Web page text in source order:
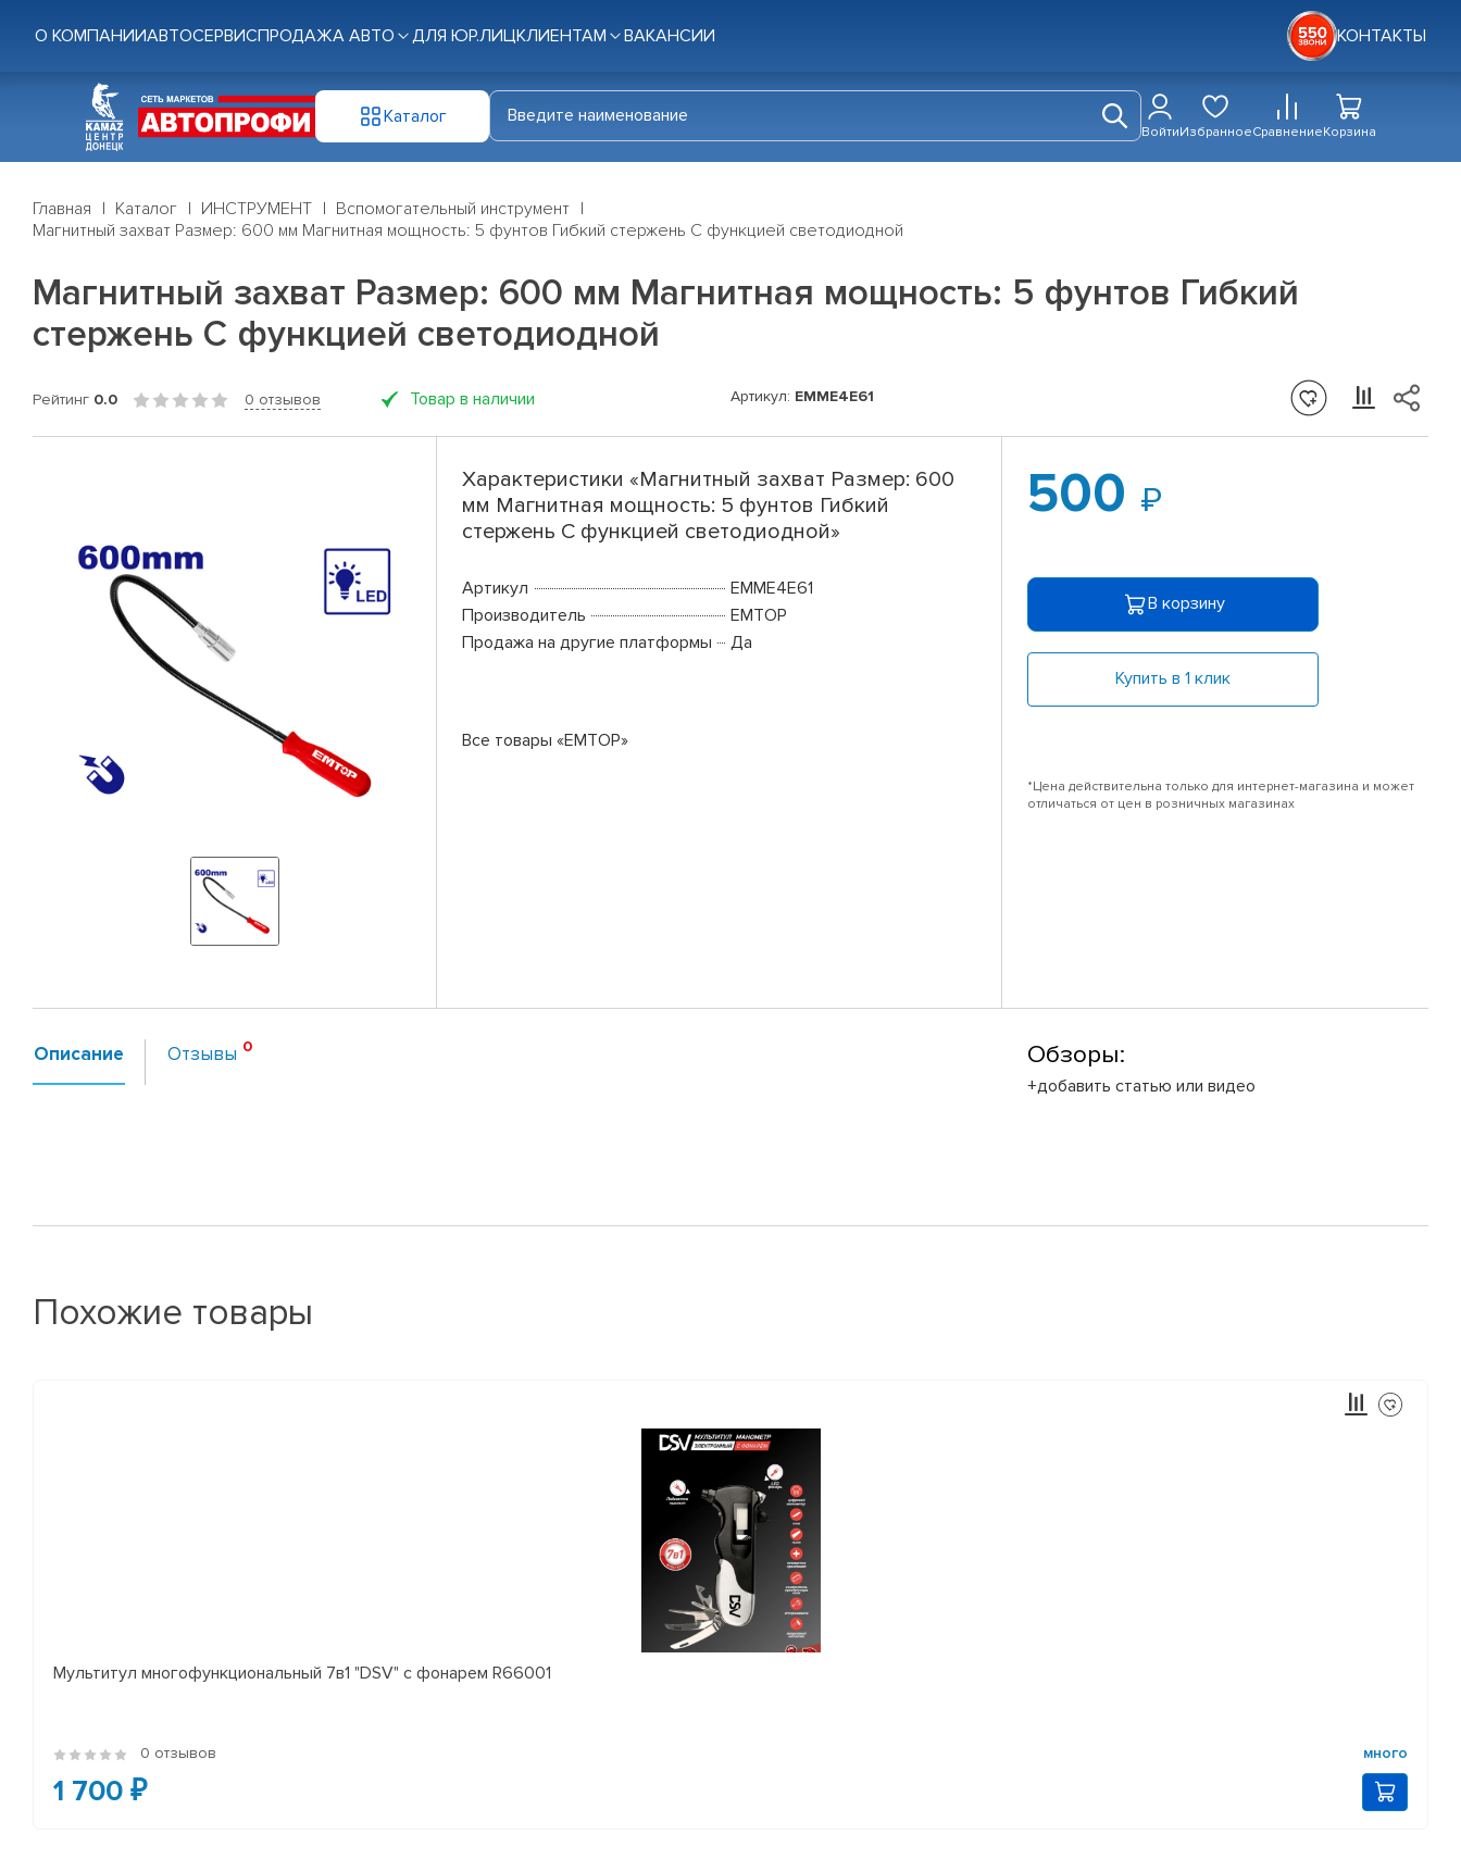
О КОМПАНИИАВТОСЕРВИСПРОДАЖА АВТО ДЛЯ ЮР.ЛИЦКЛИЕНТАМ ВАКАНСИИ КОНТАКТЫ
Каталог
ВойтиИзбранноеСравнениеКорзина
Главная Каталог ИНСТРУМЕНТ
Вспомогательный инструмент
Магнитный захват Размер: 600 мм Магнитная мощность: 5 фунтов Гибкий стержень С функцией светодиодной
Магнитный захват Размер: 600 мм Магнитная мощность: 5 фунтов Гибкий
стержень С функцией светодиодной
Рейтинг 0.0 0 отзывов Товар в наличии Артикул: EMME4E61
Характеристики «Магнитный захват Размер: 600
мм Магнитная мощность: 5 фунтов Гибкий
стержень С функцией светодиодной»
Артикул
EMME4E61
Производитель
EMTOP
Продажа на другие платформы
Да
Все товары «EMTOP»
500
В корзину
Купить в 1 клик
*Цена действительна только для интернет-магазина и может
отличаться от цен в розничных магазинах
Описание Отзывы Обзоры:
+добавить статью или видео
Похожие товары
Мультитул многофункциональный 7в1 "DSV" с фонарем R66001
0 отзывов много
1 700 ₽